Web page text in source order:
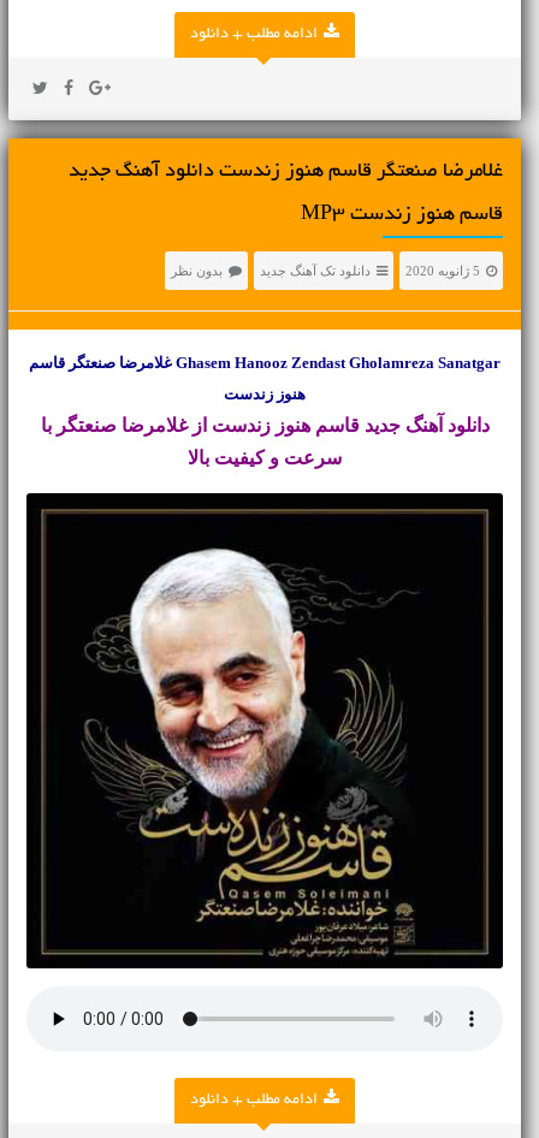
ادامه مطلب + دانلود
غلامرضا صنعتگر قاسم هنوز زندست دانلود آهنگ جدید
قاسم هنوز زندست MP3
5 ژانویه 2020 دانلود تک آهنگ جدید بدون نظر
Ghasem Hanooz Zendast Gholamreza Sanatgar غلامرضا صنعتگر قاسم
هنوز زندست
دانلود آهنگ جدید قاسم هنوز زندست از غلامرضا صنعتگر با
سرعت و کیفیت بالا
ادامه مطلب + دانلود